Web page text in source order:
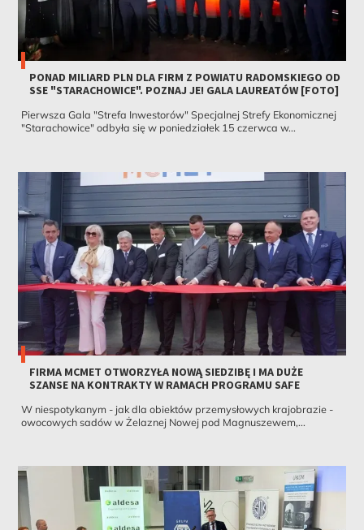
PONAD MILIARD PLN DLA FIRM Z POWIATU RADOMSKIEGO OD
SSE "STARACHOWICE". POZNAJ JE! GALA LAUREATÓW [FOTO]
Pierwsza Gala "Strefa Inwestorów" Specjalnej Strefy Ekonomicznej
"Starachowice" odbyła się w poniedziałek 15 czerwca w...
FIRMA MCMET OTWORZYŁA NOWĄ SIEDZIBĘ I MA DUŻE
SZANSE NA KONTRAKTY W RAMACH PROGRAMU SAFE
W niespotykanym - jak dla obiektów przemysłowych krajobrazie -
owocowych sadów w Żelaznej Nowej pod Magnuszewem,...